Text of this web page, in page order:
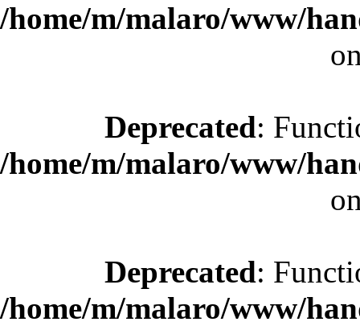
/home/m/malaro/www/
Deprecated:
/home/m/malaro/www/
Deprecated:
/home/m/malaro/www/